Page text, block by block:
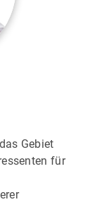
Gebiet
für